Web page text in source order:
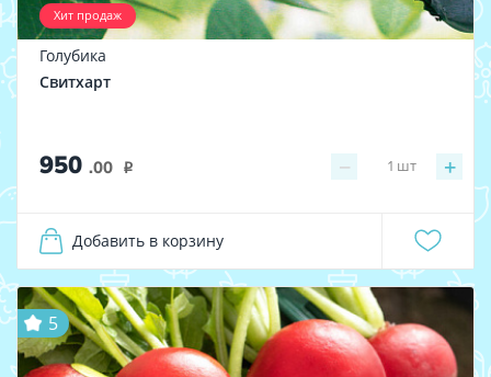
Хит продаж
Голубика
Свитхарт
950 .00 i − +
1 шт
Добавить в корзину
5